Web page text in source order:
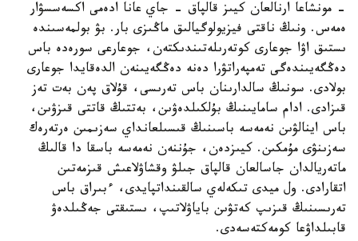
- مونشاعا ارنالعان كيىز قالپاق - جاي عانا ادەمى اكسەسسۋار
ەمەس. ونىڭ ناقتى فيزيولوگيالىق ماڭىزى بار. بۋ بولمەسىندە
ىستىق اۋا جوعارى كوتەرىلەتىندىكتەن، جوعارعى سورەدە باس
دەڭگەيىندەگى تەمپەراتۋرا دەنە دەڭگەيىنەن الدەقايدا جوعارى
بولادى. سونىڭ سالدارىنان باس تەرىسى، قۇلاق پەن بەت تەز
قىزادى. ادام سامايىنىڭ بۇلكىلدەۋىن، بەتتىڭ قاتتى قىزۋىن،
باس اينالۋىن نەمەسە باسىنىڭ قىسىلعانداي سەزىمىن ەرتەرەك
سەزىنۋى مۇمكىن. كيىزدەن، جۇننەن نەمەسە باسقا دا قالىڭ
ماتەريالدان جاسالعان قالپاق جىلۋ وقشاۋلاعىش قىزمەتىن
اتقارادى. ول ميدى تىكەلەي سالقىنداتپايدى، ءبىراق باس
تەرىسىنىڭ قىزىپ كەتۋىن باياۋلاتىپ، ىستىقتى جەڭىلدەۋ
قابىلداۋعا كومەكتەسەدى.